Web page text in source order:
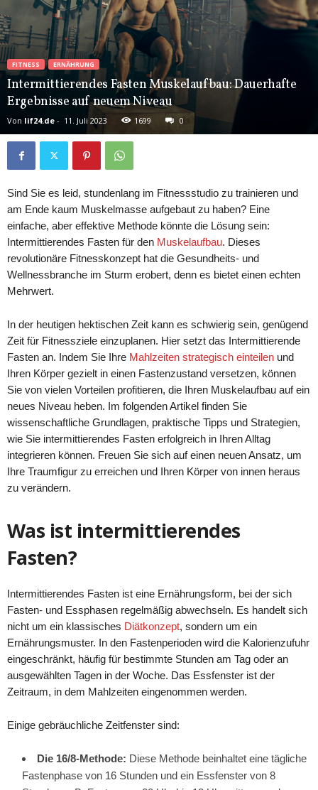
FITNESS ERNÄHRUNG
Intermittierendes Fasten Muskelaufbau: Dauerhafte
Ergebnisse auf neuem Niveau
Von lif24.de - 11. Juli 2023 1699 0
Sind Sie es leid, stundenlang im Fitnessstudio zu trainieren und
am Ende kaum Muskelmasse aufgebaut zu haben? Eine
einfache, aber effektive Methode könnte die Lösung sein:
Intermittierendes Fasten für den Muskelaufbau. Dieses
revolutionäre Fitnesskonzept hat die Gesundheits- und
Wellnessbranche im Sturm erobert, denn es bietet einen echten
Mehrwert.
In der heutigen hektischen Zeit kann es schwierig sein, genügend
Zeit für Fitnessziele einzuplanen. Hier setzt das Intermittierende
Fasten an. Indem Sie Ihre Mahlzeiten strategisch einteilen und
Ihren Körper gezielt in einen Fastenzustand versetzen, können
Sie von vielen Vorteilen profitieren, die Ihren Muskelaufbau auf ein
neues Niveau heben. Im folgenden Artikel finden Sie
wissenschaftliche Grundlagen, praktische Tipps und Strategien,
wie Sie intermittierendes Fasten erfolgreich in Ihren Alltag
integrieren können. Freuen Sie sich auf einen neuen Ansatz, um
Ihre Traumfigur zu erreichen und Ihren Körper von innen heraus
zu verändern.
Was ist intermittierendes
Fasten?
Intermittierendes Fasten ist eine Ernährungsform, bei der sich
Fasten- und Essphasen regelmäßig abwechseln. Es handelt sich
nicht um ein klassisches Diätkonzept, sondern um ein
Ernährungsmuster. In den Fastenperioden wird die Kalorienzufuhr
eingeschränkt, häufig für bestimmte Stunden am Tag oder an
ausgewählten Tagen in der Woche. Das Essfenster ist der
Zeitraum, in dem Mahlzeiten eingenommen werden.
Einige gebräuchliche Zeitfenster sind:
Die 16/8-Methode: Diese Methode beinhaltet eine tägliche
Fastenphase von 16 Stunden und ein Essfenster von 8